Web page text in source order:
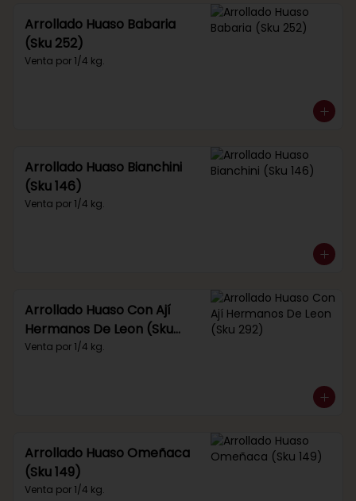
Arrollado Huaso Babaria
(Sku 252)
Venta por 1/4 kg.
Arrollado Huaso Bianchini
(Sku 146)
Venta por 1/4 kg.
Arrollado Huaso Con Ají
Hermanos De Leon (Sku
292)
Venta por 1/4 kg.
Arrollado Huaso Omeñaca
(Sku 149)
Venta por 1/4 kg.